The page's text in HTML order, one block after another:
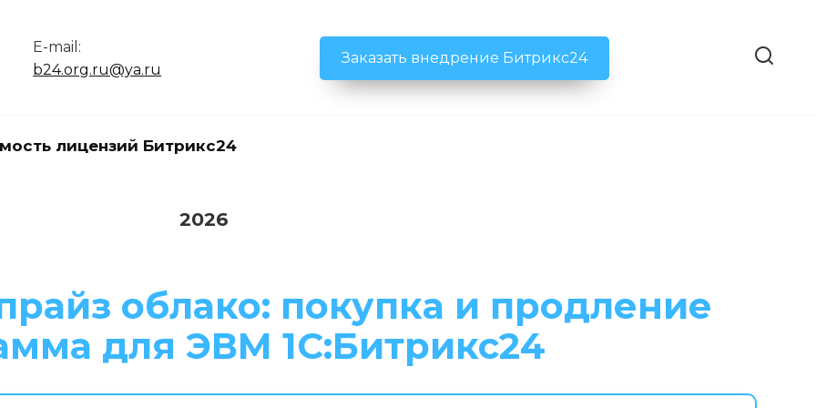
E-mail:
b24.org.ru@ya.ru
Заказать внедрение Битрикс24
лицензий Битрикс24
2026
облако: покупка и продление
для ЭВМ 1С:Битрикс24